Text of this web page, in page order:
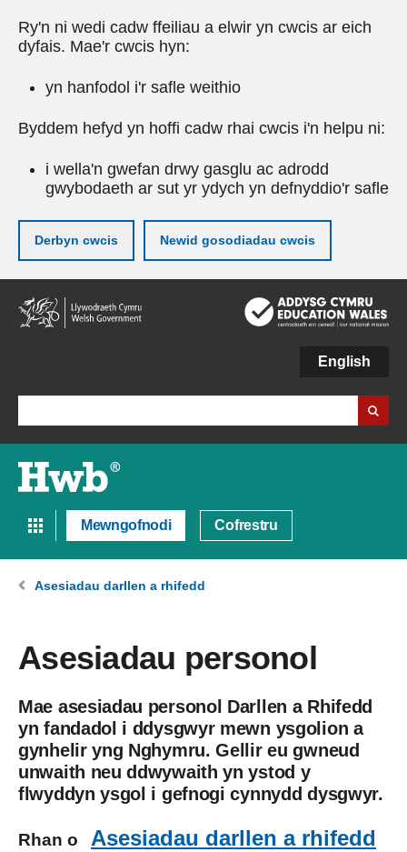
Ry'n ni wedi cadw ffeiliau a elwir yn cwcis ar eich
dyfais. Mae'r cwcis hyn:
yn hanfodol i'r safle weithio
Byddem hefyd yn hoffi cadw rhai cwcis i'n helpu ni:
i wella'n gwefan drwy gasglu ac adrodd
gwybodaeth ar sut yr ydych yn defnyddio'r safle
Derbyn cwcis Newid gosodiadau cwcis
Neidio
i'r
prif
English
Mewngofnodi Cofrestru
Asesiadau darllen a rhifedd
Asesiadau personol
Mae asesiadau personol Darllen a Rhifedd
yn fandadol i ddysgwyr mewn ysgolion a
gynhelir yng Nghymru. Gellir eu gwneud
unwaith neu ddwywaith yn ystod y
flwyddyn ysgol i gefnogi cynnydd dysgwyr.
Rhan o Asesiadau darllen a rhifedd